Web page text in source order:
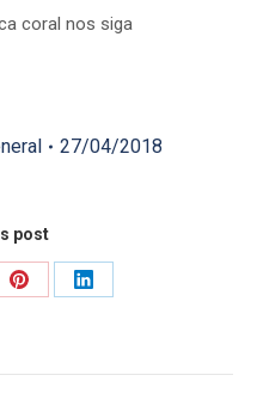
coral nos siga
27/04/2018
post
Share
Share